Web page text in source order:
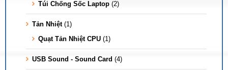
Túi Chống Sốc Laptop (2)
Tản Nhiệt (1)
Quạt Tản Nhiệt CPU (1)
USB Sound - Sound Card (4)